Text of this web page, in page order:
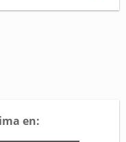
en: